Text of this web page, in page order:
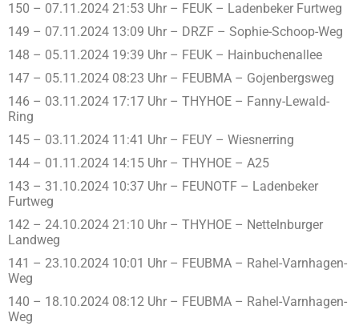
150 – 07.11.2024 21:53 Uhr – FEUK – Ladenbeker Furtweg
149 – 07.11.2024 13:09 Uhr – DRZF – Sophie-Schoop-Weg
148 – 05.11.2024 19:39 Uhr – FEUK – Hainbuchenallee
147 – 05.11.2024 08:23 Uhr – FEUBMA – Gojenbergsweg
146 – 03.11.2024 17:17 Uhr – THYHOE – Fanny-Lewald-
Ring
145 – 03.11.2024 11:41 Uhr – FEUY – Wiesnerring
144 – 01.11.2024 14:15 Uhr – THYHOE – A25
143 – 31.10.2024 10:37 Uhr – FEUNOTF – Ladenbeker
Furtweg
142 – 24.10.2024 21:10 Uhr – THYHOE – Nettelnburger
Landweg
141 – 23.10.2024 10:01 Uhr – FEUBMA – Rahel-Varnhagen-
Weg
140 – 18.10.2024 08:12 Uhr – FEUBMA – Rahel-Varnhagen-
Weg